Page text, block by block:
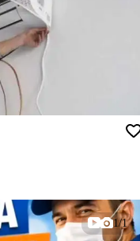
1/1